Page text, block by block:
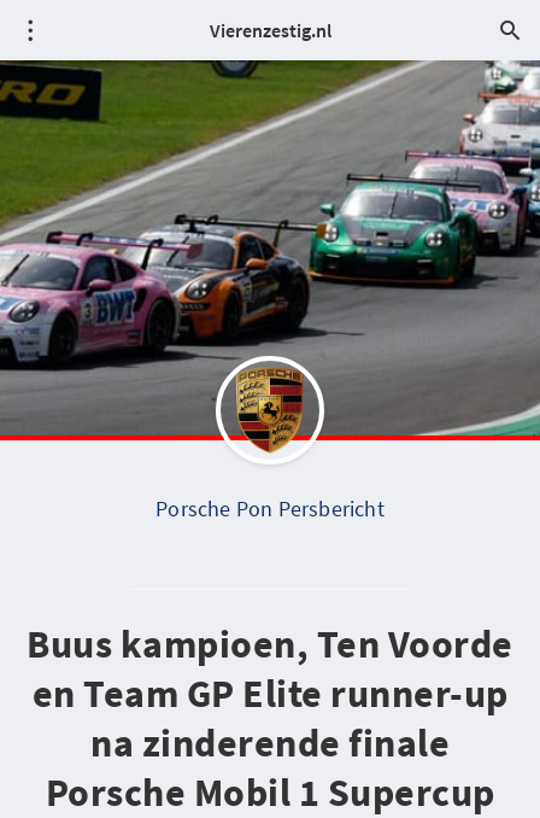
Vierenzestig.nl
Porsche Pon Persbericht
Buus kampioen, Ten Voorde
en Team GP Elite runner-up
na zinderende finale
Porsche Mobil 1 Supercup